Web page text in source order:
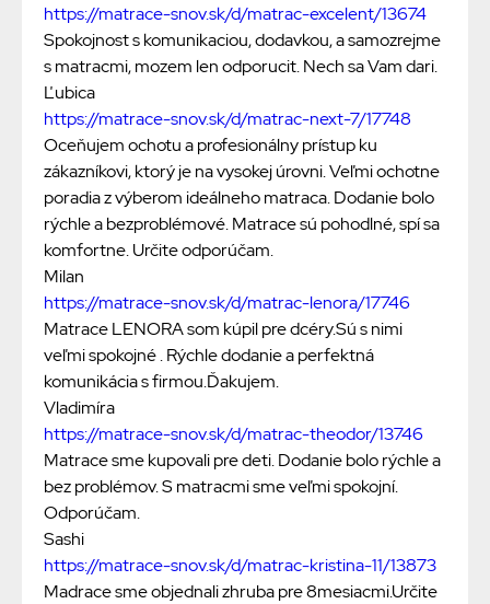
https://matrace-snov.sk/d/matrac-excelent/13674
Spokojnost s komunikaciou, dodavkou, a samozrejme
s matracmi, mozem len odporucit. Nech sa Vam dari.
Ľubica
https://matrace-snov.sk/d/matrac-next-7/17748
Oceňujem ochotu a profesionálny prístup ku
zákazníkovi, ktorý je na vysokej úrovni. Veľmi ochotne
poradia z výberom ideálneho matraca. Dodanie bolo
rýchle a bezproblémové. Matrace sú pohodlné, spí sa
komfortne. Určite odporúčam.
Milan
https://matrace-snov.sk/d/matrac-lenora/17746
Matrace LENORA som kúpil pre dcéry.Sú s nimi
veľmi spokojné . Rýchle dodanie a perfektná
komunikácia s firmou.Ďakujem.
Vladimíra
https://matrace-snov.sk/d/matrac-theodor/13746
Matrace sme kupovali pre deti. Dodanie bolo rýchle a
bez problémov. S matracmi sme veľmi spokojní.
Odporúčam.
Sashi
https://matrace-snov.sk/d/matrac-kristina-11/13873
Madrace sme objednali zhruba pre 8mesiacmi.Určite